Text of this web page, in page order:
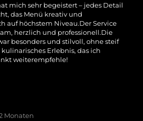
mich sehr begeistert – jedes Detail
das Menü kreativ und
auf höchstem Niveau.Der Service
herzlich und professionell.Die
besonders und stilvoll, ohne steif
Erlebnis, das ich
weiterempfehle!
Monaten